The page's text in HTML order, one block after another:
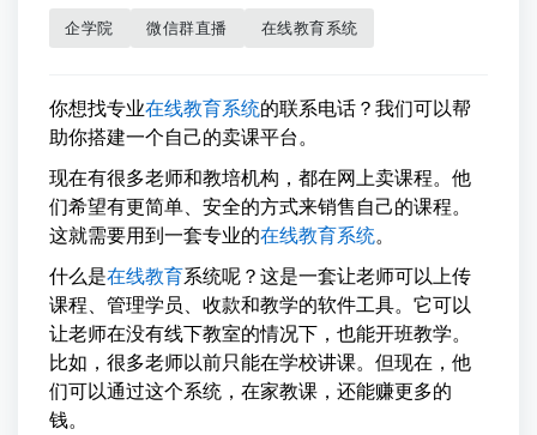
企学院 微信群直播 在线教育系统
你想找专业在线教育系统的联系电话？我们可以帮
助你搭建一个自己的卖课平台。
现在有很多老师和教培机构，都在网上卖课程。他
们希望有更简单、安全的方式来销售自己的课程。
这就需要用到一套专业的在线教育系统。
什么是在线教育系统呢？这是一套让老师可以上传
课程、管理学员、收款和教学的软件工具。它可以
让老师在没有线下教室的情况下，也能开班教学。
比如，很多老师以前只能在学校讲课。但现在，他
们可以通过这个系统，在家教课，还能赚更多的
钱。